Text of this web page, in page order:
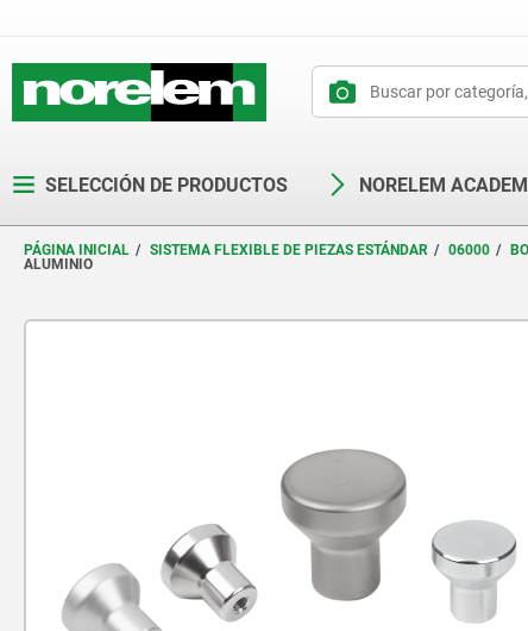
SELECCIÓN DE PRODUCTOS NORELEM
PÁGINA INICIAL SISTEMA FLEXIBLE DE PIEZAS ESTÁNDAR 06000
ALUMINIO